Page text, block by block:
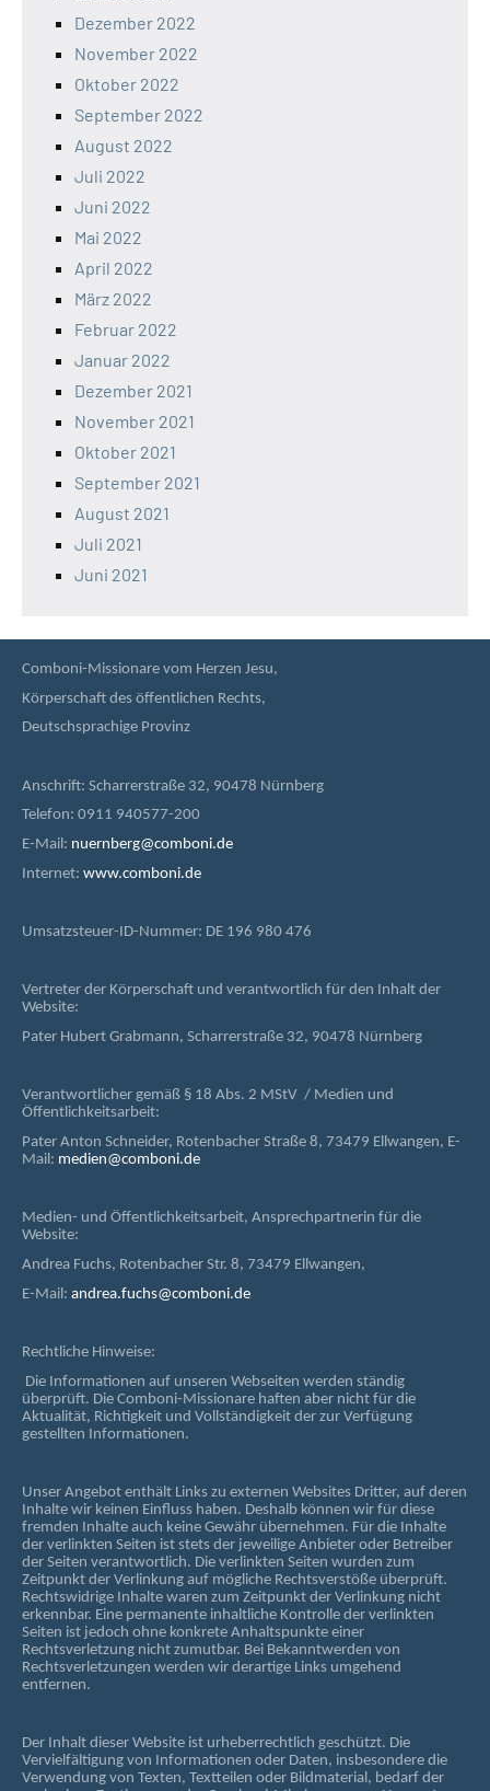
Dezember 2022
November 2022
Oktober 2022
September 2022
August 2022
Juli 2022
Juni 2022
Mai 2022
April 2022
März 2022
Februar 2022
Januar 2022
Dezember 2021
November 2021
Oktober 2021
September 2021
August 2021
Juli 2021
Juni 2021
Comboni-Missionare vom Herzen Jesu,
Körperschaft des öffentlichen Rechts,
Deutschsprachige Provinz
Anschrift: Scharrerstraße 32, 90478 Nürnberg
Telefon: 0911 940577-200
E-Mail: nuernberg@comboni.de
Internet: www.comboni.de
Umsatzsteuer-ID-Nummer: DE 196 980 476
Vertreter der Körperschaft und verantwortlich für den Inhalt der
Website:
Pater Hubert Grabmann, Scharrerstraße 32, 90478 Nürnberg
Verantwortlicher gemäß § 18 Abs. 2 MStV / Medien und
Öffentlichkeitsarbeit:
Pater Anton Schneider, Rotenbacher Straße 8, 73479 Ellwangen, E-
Mail: medien@comboni.de
Medien- und Öffentlichkeitsarbeit, Ansprechpartnerin für die
Website:
Andrea Fuchs, Rotenbacher Str. 8, 73479 Ellwangen,
E-Mail: andrea.fuchs@comboni.de
Rechtliche Hinweise:
Die Informationen auf unseren Webseiten werden ständig
überprüft. Die Comboni-Missionare haften aber nicht für die
Aktualität, Richtigkeit und Vollständigkeit der zur Verfügung
gestellten Informationen.
Unser Angebot enthält Links zu externen Websites Dritter, auf deren
Inhalte wir keinen Einfluss haben. Deshalb können wir für diese
fremden Inhalte auch keine Gewähr übernehmen. Für die Inhalte
der verlinkten Seiten ist stets der jeweilige Anbieter oder Betreiber
der Seiten verantwortlich. Die verlinkten Seiten wurden zum
Zeitpunkt der Verlinkung auf mögliche Rechtsverstöße überprüft.
Rechtswidrige Inhalte waren zum Zeitpunkt der Verlinkung nicht
erkennbar. Eine permanente inhaltliche Kontrolle der verlinkten
Seiten ist jedoch ohne konkrete Anhaltspunkte einer
Rechtsverletzung nicht zumutbar. Bei Bekanntwerden von
Rechtsverletzungen werden wir derartige Links umgehend
entfernen.
Der Inhalt dieser Website ist urheberrechtlich geschützt. Die
Vervielfältigung von Informationen oder Daten, insbesondere die
Verwendung von Texten, Textteilen oder Bildmaterial, bedarf der